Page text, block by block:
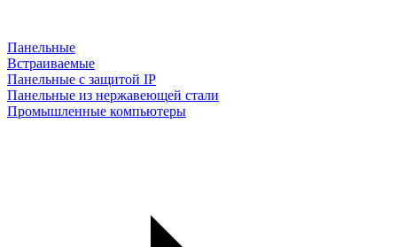
Панельные
Встраиваемые
Панельные с защитой IP
Панельные из нержавеющей стали
Промышленные компьютеры